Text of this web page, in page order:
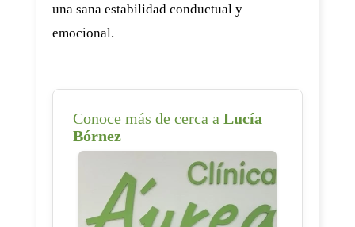
una sana estabilidad conductual y
emocional.
Conoce más de cerca a Lucía
Bórnez